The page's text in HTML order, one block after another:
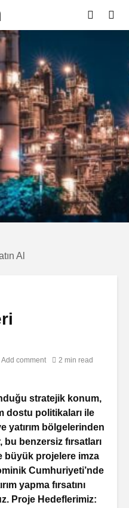
Al
Add comment 2 min read
stratejik konum,
dostu politikaları ile
yatırım bölgelerinden
benzersiz fırsatları
büyük projelere imza
Cumhuriyeti’nde
yapma fırsatını
Proje Hedeflerimiz: